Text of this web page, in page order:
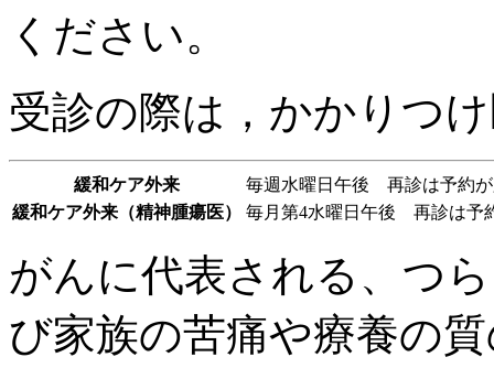
ください。
受診の際は，かかりつ
緩和ケア外来
毎週水曜日午後 再診は予約
緩和ケア外来（精神腫瘍医）
毎月第4水曜日午後 再診は予
がんに代表される、つ
び家族の苦痛や療養の